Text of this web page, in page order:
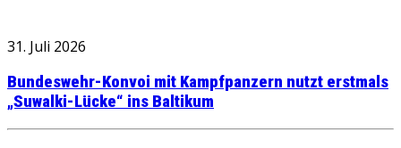
31. Juli 2026
Bundeswehr-Konvoi mit Kampfpanzern nutzt erstmals
„Suwalki-Lücke“ ins Baltikum